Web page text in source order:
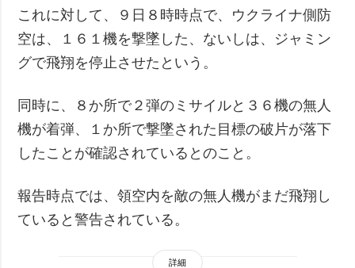
これに対して、９日８時時点で、ウクライナ側防
空は、１６１機を撃墜した、ないしは、ジャミン
グで飛翔を停止させたという。
同時に、８か所で２弾のミサイルと３６機の無人
機が着弾、１か所で撃墜された目標の破片が落下
したことが確認されているとのこと。
報告時点では、領空内を敵の無人機がまだ飛翔し
ていると警告されている。
詳細